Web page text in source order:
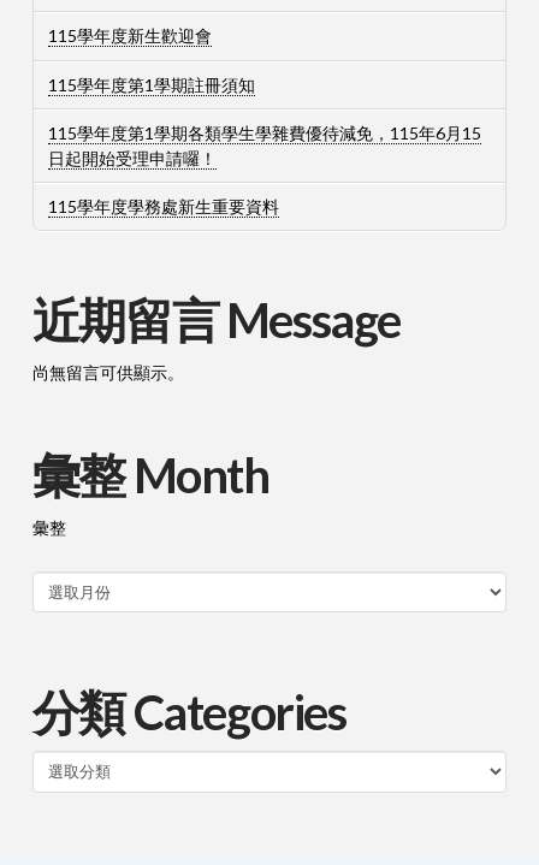
115學年度新生歡迎會
115學年度第1學期註冊須知
115學年度第1學期各類學生學雜費優待減免，115年6月15
日起開始受理申請囉！
115學年度學務處新生重要資料
近期留言 Message
尚無留言可供顯示。
彙整 Month
彙整
分類 Categories
類